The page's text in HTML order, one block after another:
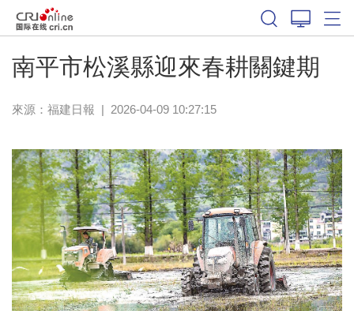
南平市松溪縣迎來春耕關鍵期
來源： 福建日報 | 2026-04-09 10:27:15